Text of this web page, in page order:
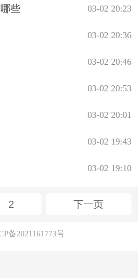
03-02 20:23
些
03-02 20:36
03-02 20:46
03-02 20:53
03-02 20:01
03-02 19:43
03-02 19:10
2 下一页
备2021161773号